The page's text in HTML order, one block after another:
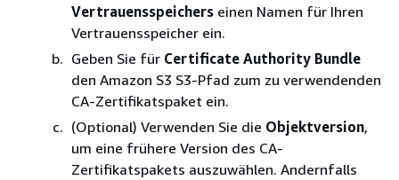
Vertrauensspeichers einen Namen für Ihren
Vertrauensspeicher ein.
Geben Sie für Certificate Authority Bundle
den Amazon S3 S3-Pfad zum zu verwendenden
CA-Zertifikatspaket ein.
(Optional) Verwenden Sie die Objektversion,
um eine frühere Version des CA-
Zertifikatspakets auszuwählen. Andernfalls